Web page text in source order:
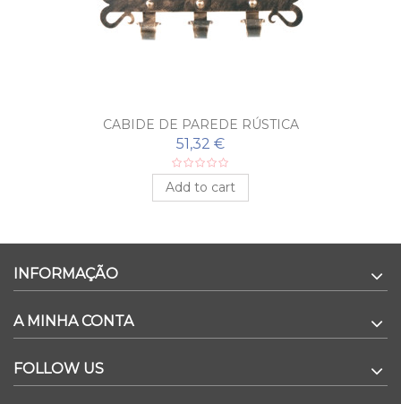
CABIDE DE PAREDE RÚSTICA
51,32 €
Add to cart
INFORMAÇÃO
A MINHA CONTA
FOLLOW US